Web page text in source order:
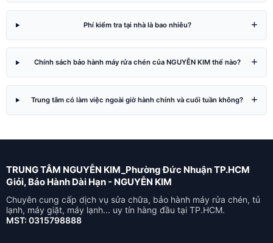
Phí kiểm tra tại nhà là bao nhiêu?
Chính sách bảo hành máy rửa chén của NGUYỄN KIM thế nào?
Trung tâm có làm việc ngoài giờ hành chính và cuối tuần không?
TRUNG TÂM NGUYỄN KIM_Phường Đức Nhuận TP.HCM
Giỏi, Bảo Hành Dài Hạn - NGUYỄN KIM
Chuyên cung cấp dịch vụ sửa chữa, bảo hành máy rửa chén, tủ
lạnh, máy giặt, máy lạnh... uy tín hàng đầu tại TP.HCM.
MST: 0315798888